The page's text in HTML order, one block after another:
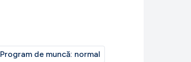
Program de muncă: normal